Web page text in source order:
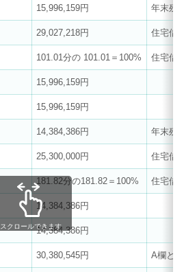
15,996,159円 年末残
29,027,218円 住宅借
101.01分の 101.01＝100% 住宅借
15,996,159円
15,996,159円
14,384,386円 年末残
25,300,000円 住宅借
181.82分の181.82＝100% 住宅借
14,384,386円
14,384,386円
30,380,545円 A欄とB
スクロールできます